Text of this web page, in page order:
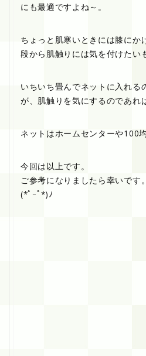
にも最適ですよね～。
ちょっと肌寒いときには膝にか
段から肌触りには気を付けたい
いちいち畳んでネットに入れる
が、肌触りを気にするのであれ
ネットはホームセンターや100
今回は以上です。
ご参考になりましたら幸いです。
(*ﾟｰﾟ*)ﾉ